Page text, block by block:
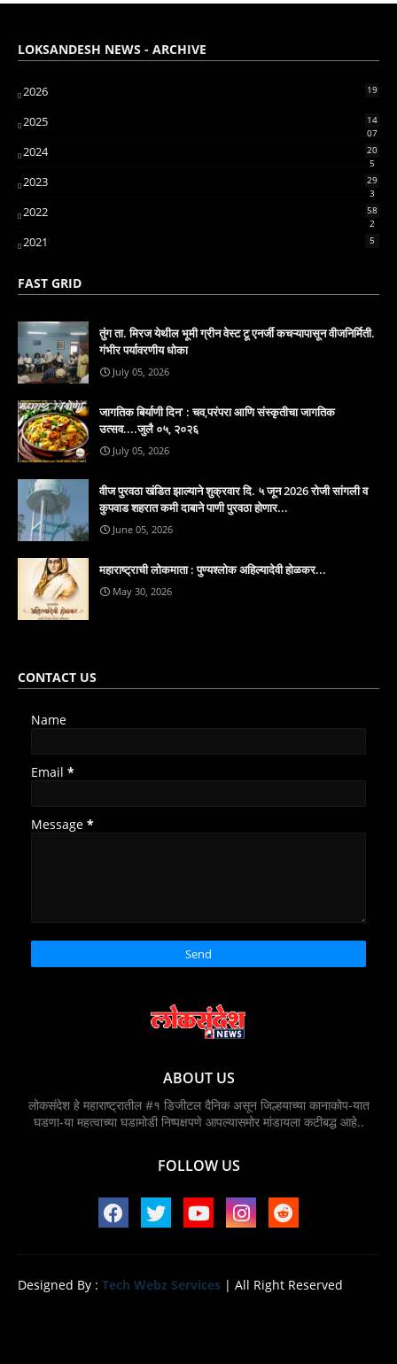
LOKSANDESH NEWS - ARCHIVE
2026 19
2025
14
07
2024
20
5
2023
29
3
2022
58
2
2021 5
FAST GRID
तुंग ता. मिरज येथील भूमी ग्रीन वेस्ट टू एनर्जी कचऱ्यापासून वीजनिर्मिती.
गंभीर पर्यावरणीय धोका
July 05, 2026
जागतिक बिर्याणी दिन' : चव,परंपरा आणि संस्कृतीचा जागतिक
उत्सव....जुलै ०५, २०२६
July 05, 2026
वीज पुरवठा खंडित झाल्याने शुक्रवार दि. ५ जून 2026 रोजी सांगली व
कुपवाड शहरात कमी दाबाने पाणी पुरवठा होणार...
June 05, 2026
महाराष्ट्राची लोकमाता : पुण्यश्लोक अहिल्यादेवी होळकर...
May 30, 2026
CONTACT US
Name
Email *
Message *
ABOUT US
लोकसंदेश हे महाराष्ट्रातील #१ डिजीटल दैनिक असून जिल्हयाच्या कानाकोप-यात
घडणा-या महत्वाच्या घडामोडी निष्पक्षपणे आपल्यासमोर मांडायला कटीबद्ध आहे..
FOLLOW US
Designed By : Tech Webz Services | All Right Reserved